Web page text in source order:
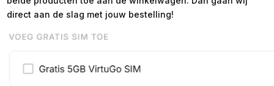
direct aan de slag met jouw bestelling!